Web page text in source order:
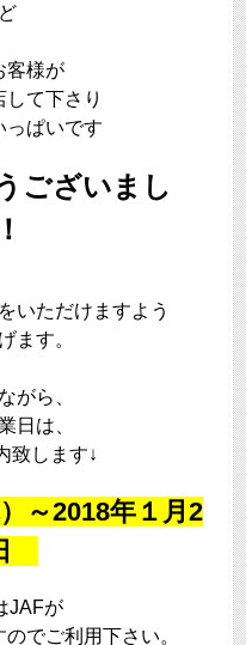
客様が
て下さり
っぱいです
ございまし
いただけますよう
ます。
がら、
日は、
致します↓
～2018年１月2
JAFが
でご利用下さい。